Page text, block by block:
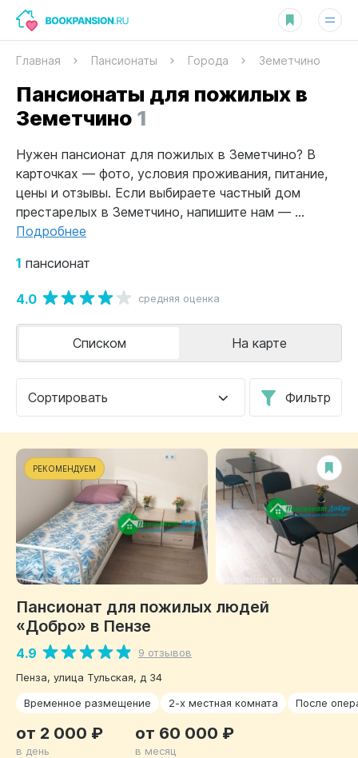
Главная Пансионаты Города Земетчино
Пансионаты для пожилых в
Земетчино1
Нужен пансионат для пожилых в Земетчино? В
карточках — фото, условия проживания, питание,
цены и отзывы. Если выбираете частный дом
престарелых в Земетчино, напишите нам — ...
Подробнее
1 пансионат
4.0 средняя оценка
Сортировать Фильтр
Списком На карте
РЕКОМЕНДУЕМ
Пансионат для пожилых людей
«Добро» в Пензе
4.9
9 отзывов
Пенза, улица Тульская, д 34
Временное размещение
2-х местная комната После
от 2 000 ₽
в день
от 60 000 ₽
в месяц